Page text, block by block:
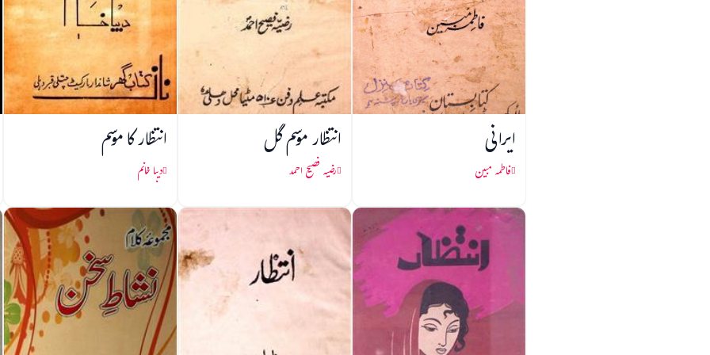
ایرانی
فاطمہ مبین
انتظار موسم گل
رضیہ فصیح احمد
انتظار کا موسم
دیبا خانم